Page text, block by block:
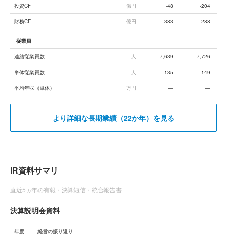
投資CF 億円 -48 -204
財務CF 億円 -383 -288
従業員
連結従業員数 人 7,639 7,726
単体従業員数 人 135 149
平均年収（単体） 万円 — —
より詳細な長期業績（22か年）を見る
IR資料サマリ
直近5ヵ年の有報・決算短信・統合報告書
決算説明会資料
年度 経営の振り返り